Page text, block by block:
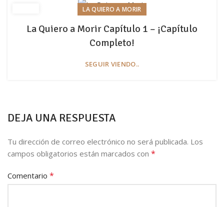
LA QUIERO A MORIR
La Quiero a Morir Capítulo 1 – ¡Capítulo
Completo!
SEGUIR VIENDO..
DEJA UNA RESPUESTA
Tu dirección de correo electrónico no será publicada. Los
campos obligatorios están marcados con *
Comentario *